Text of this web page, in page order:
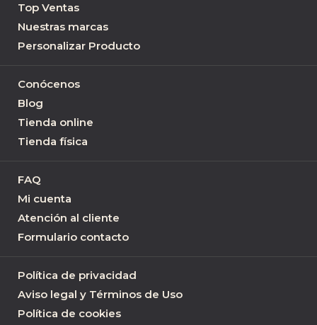
Top Ventas
Nuestras marcas
Personalizar Producto
Conócenos
Blog
Tienda online
Tienda física
FAQ
Mi cuenta
Atención al cliente
Formulario contacto
Política de privacidad
Aviso legal y Términos de Uso
Política de cookies